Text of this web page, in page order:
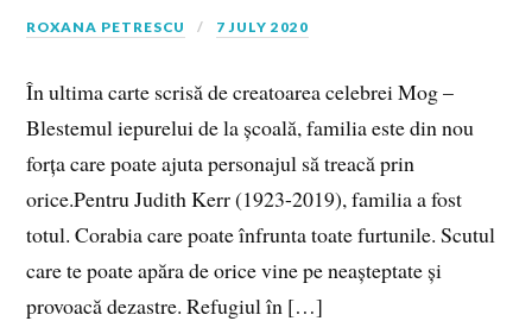
ROXANA PETRESCU 7 JULY 2020
În ultima carte scrisă de creatoarea celebrei Mog –
Blestemul iepurelui de la școală, familia este din nou
forța care poate ajuta personajul să treacă prin
orice.Pentru Judith Kerr (1923-2019), familia a fost
totul. Corabia care poate înfrunta toate furtunile. Scutul
care te poate apăra de orice vine pe neașteptate și
provoacă dezastre. Refugiul în […]